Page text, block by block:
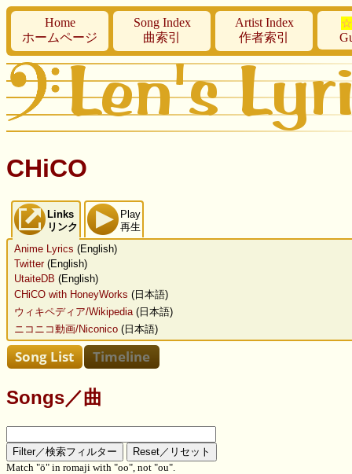
Home
ホームページ
Song Index
曲索引
Artist Index
作者索引
CHiCO
Links
リンク
Play
再生
Anime Lyrics (English)
Twitter(English)
UtaiteDB (English)
CHiCO with HoneyWorks (日本語)
ウィキペディア/Wikipedia (日本語)
ニコニコ動画/Niconico (日本語)
Songs／曲
Match "ō" in romaji with "oo", not "ou".